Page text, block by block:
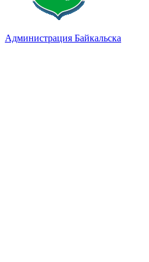
Администрация Байкальска